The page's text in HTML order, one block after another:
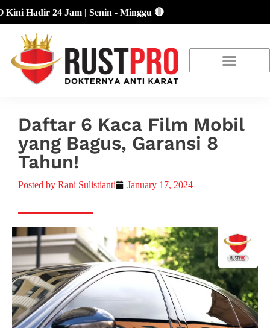
24 Jam | Senin - Minggu 🔴
Daftar 6 Kaca Film Mobil
yang Bagus, Garansi 8
Tahun!
Posted by Rani Sulistianti January 17, 2024